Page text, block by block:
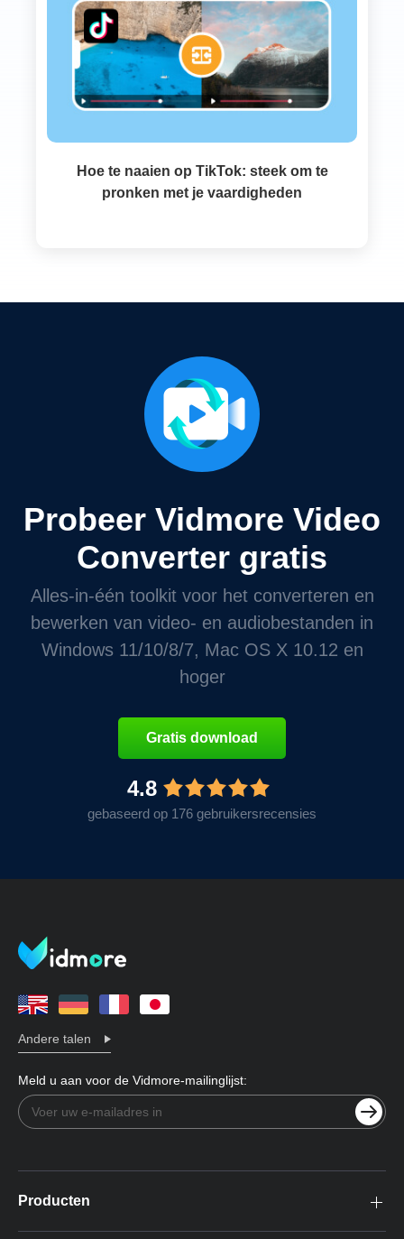
Hoe te naaien op TikTok: steek om te
pronken met je vaardigheden
Probeer Vidmore Video
Converter gratis
Alles-in-één toolkit voor het converteren en
bewerken van video- en audiobestanden in
Windows 11/10/8/7, Mac OS X 10.12 en
hoger
Gratis download
4.8
gebaseerd op 176 gebruikersrecensies
Andere talen
Meld u aan voor de Vidmore-mailinglijst:
Producten